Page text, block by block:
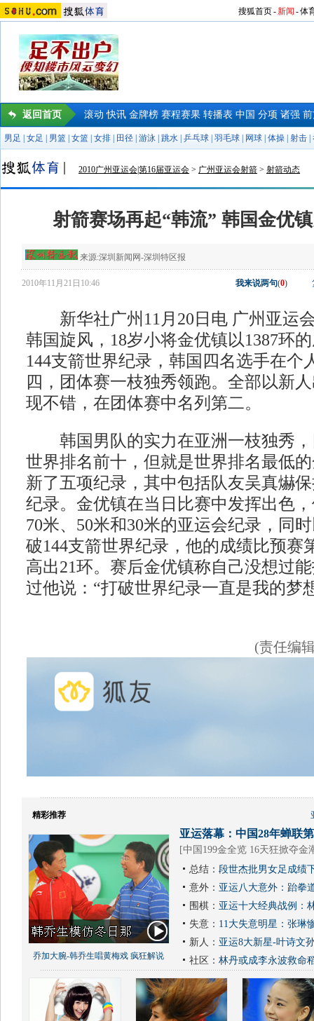
搜狐首页-新闻 -体
返回首页 滚动 快讯 金牌榜 赛程赛果 转播表 中国 分项 诸强
男足 女足 男篮 女篮 女排 田径 游泳 跳水 乒乓球 羽毛球 网球 体操 射击
2010广州亚运会|第16届亚运会 > 广州亚运会射箭 > 射箭动态
射箭赛场再起“韩流” 韩国金优
来源:深圳新闻网-深圳特区报
2010年11月21日10:46 我来说两句(0)
新华社广州11月20日电 广州亚运
韩国旋风，18岁小将金优镇以1387环
144支箭世界纪录，韩国四名选手在个
四，团体赛一枝独秀领跑。全部以新
现不错，在团体赛中名列第二。
韩国男队的实力在亚洲一枝独秀，
世界排名前十，但就是世界排名最低
新了五项纪录，其中包括队友吴真爀
纪录。金优镇在当日比赛中发挥出色
70米、50米和30米的亚运会纪录，同
破144支箭世界纪录，他的成绩比预赛
高出21环。赛后金优镇称自己没想过
过他说：“打破世界纪录一直是我的梦
(责任编
精彩推荐
乔加大腕-韩乔生唱黄梅戏 疯狂解说
亚运落幕：中国28年蝉联
[中国199金全览 16天狂掀夺金
总结： 段世杰批男女足成绩
意外： 亚运八大意外：跆拳
围棋： 亚运十大经典战例：
失意： 11大失意明星：张琳
新人： 亚运8大新星-叶诗文
社区： 林丹或成李永波救命